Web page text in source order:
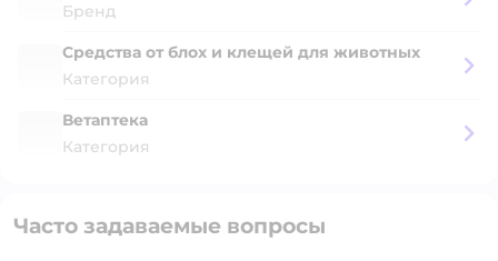
Бренд
Средства от блох и клещей для животных
Категория
Ветаптека
Категория
Часто задаваемые вопросы